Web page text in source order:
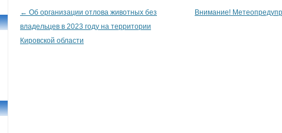
Post navigation
← Об организации отлова животных без
владельцев в 2023 году на территории
Кировской области
Внимание!